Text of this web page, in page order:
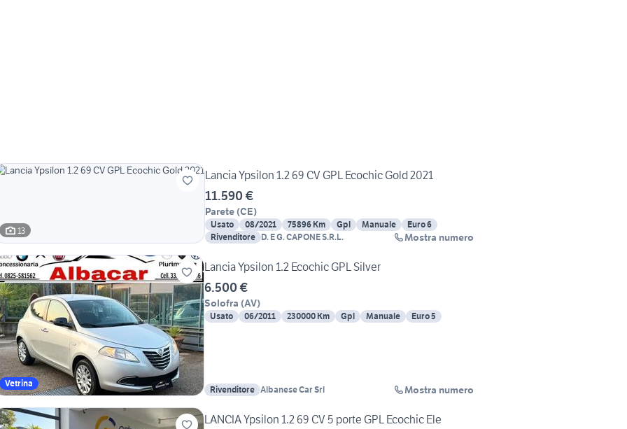
13
Lancia Ypsilon 1.2 69 CV GPL Ecochic Gold 2021
11.590 €
Parete (CE)
Usato 08/2021 75896 Km Gpl Manuale
Euro 6
Rivenditore D. E G. CAPONE S.R.L. Mostra numero
Vetrina
Lancia Ypsilon 1.2 Ecochic GPL Silver
6.500 €
Solofra (AV)
Usato 06/2011 230000 Km Gpl Manuale Euro 5
Rivenditore Albanese Car Srl Mostra numero
LANCIA Ypsilon 1.2 69 CV 5 porte GPL Ecochic Ele